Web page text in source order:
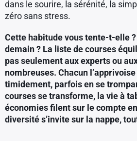
dans le sourire, la sérénité, la
zéro sans stress.
Cette habitude vous tente-t-elle
demain ? La liste de courses
pas seulement aux experts ou
nombreuses. Chacun
timidement, parfois en se
courses se transforme, la vie à
économies filent sur le compte
diversité s’invite sur la nappe,